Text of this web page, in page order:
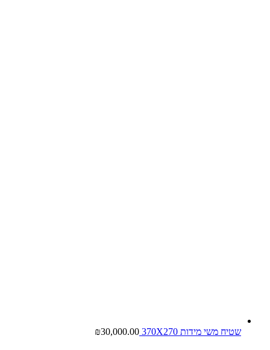
שטיח משי מידות 370X270 ₪30,000.00